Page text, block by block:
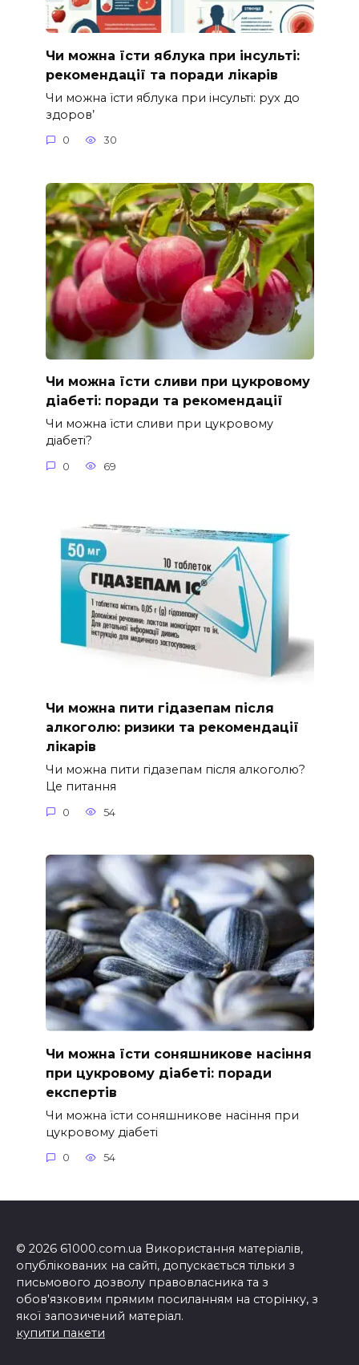
Чи можна їсти яблука при інсульті:
рекомендації та поради лікарів
Чи можна їсти яблука при інсульті: рух до
здоров’
0 30
Чи можна їсти сливи при цукровому
діабеті: поради та рекомендації
Чи можна їсти сливи при цукровому
діабеті?
0 69
Чи можна пити гідазепам після
алкоголю: ризики та рекомендації
лікарів
Чи можна пити гідазепам після алкоголю?
Це питання
0 54
Чи можна їсти соняшникове насіння
при цукровому діабеті: поради
експертів
Чи можна їсти соняшникове насіння при
цукровому діабеті
0 54
© 2026 61000.com.ua Використання матеріалів,
опублікованих на сайті, допускається тільки з
письмового дозволу правовласника та з
обов'язковим прямим посиланням на сторінку, з
якої запозичений матеріал.
купити пакети